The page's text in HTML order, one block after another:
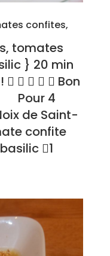
confites,
tomates
} 20 min
    Bon
Pour 4
de Saint-
confite
1